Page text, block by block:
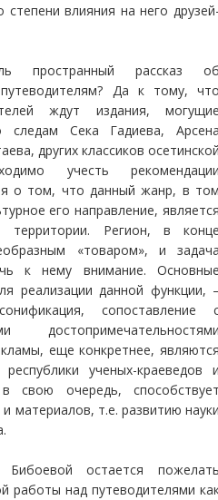
влияния на него
пространный рассказ
путеводителям? Да к тому,
ждут издания,
следам Сека Гадиева,
других классиков
учесть
о том, что данный жанр, в
его направление,
территории. Регион, в
«товаром», и
к нему внимание.
реализации данной функции,
сопоставление
еще конкретнее,
ученых-краеведов
свою очередь,
материалов, т.е. развитию
Бибоевой остается
работы над путеводителями